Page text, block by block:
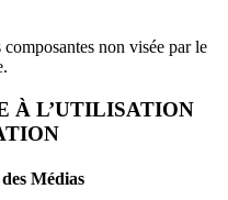
non visée par le
À L’UTILISATION
Médias